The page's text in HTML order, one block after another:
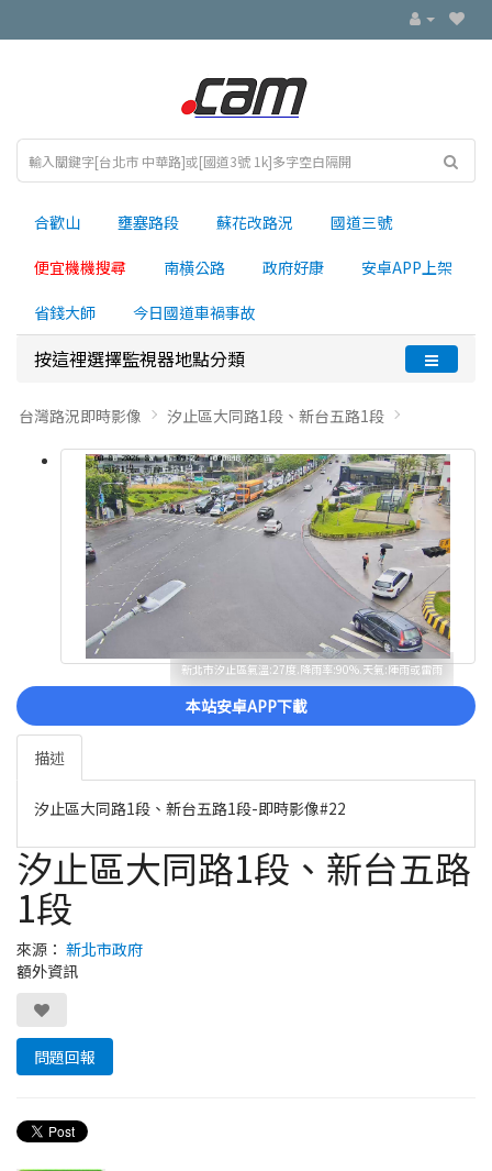
合歡山 壅塞路段 蘇花改路況 國道三號
便宜機機搜尋 南横公路 政府好康 安卓APP上架
省錢大師 今日國道車禍事故
按這裡選擇監視器地點分類
台灣路況即時影像 汐止區大同路1段、新台五路1段
新北市汐止區氣溫:27度.降雨率:90%.天氣:陣雨或雷雨
本站安卓APP下載
描述
汐止區大同路1段、新台五路1段-即時影像#22
汐止區大同路1段、新台五路
1段
來源： 新北市政府
額外資訊
問題回報